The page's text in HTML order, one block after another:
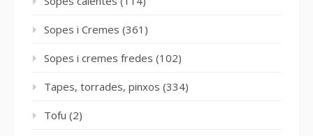
Sopes i Cremes (361)
Sopes i cremes fredes (102)
Tapes, torrades, pinxos (334)
Tofu (2)